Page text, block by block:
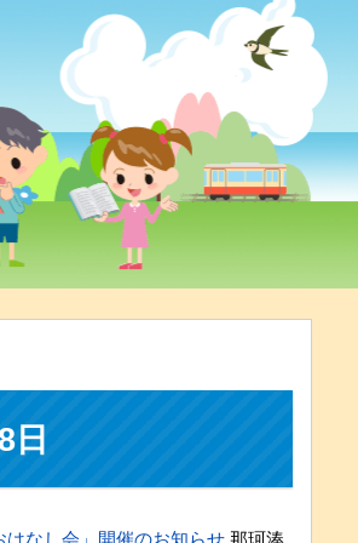
日
なし会」開催のお知らせ 那珂湊